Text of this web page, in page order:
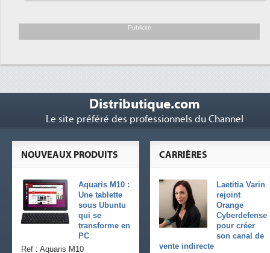
soutient les...
Publicité
Distributique.com
Le site préféré des professionnels du Channel
CARRIÈRES
Laetitia Varin
rejoint
Orange
Cyberdefense
pour créer
son canal de
vente indirecte
NOUVEAUX PRODUITS
Aquaris M10 :
Une tablette
sous Ubuntu
qui se
transforme en
PC
Ref : Aquaris M10